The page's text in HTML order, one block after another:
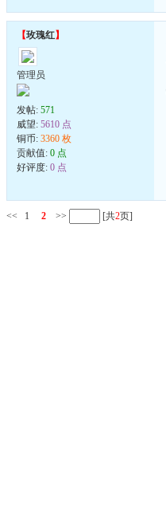
【玫瑰红】
管理员
发帖: 571
威望: 5610 点
铜币: 3360 枚
贡献值: 0 点
好评度: 0 点
<< 1 2 >> [共2页]